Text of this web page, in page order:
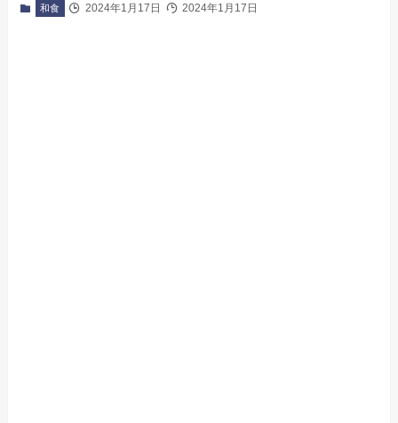
和食 2024年1月17日 2024年1月17日